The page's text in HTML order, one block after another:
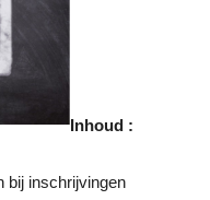
Inhoud :
bij inschrijvingen